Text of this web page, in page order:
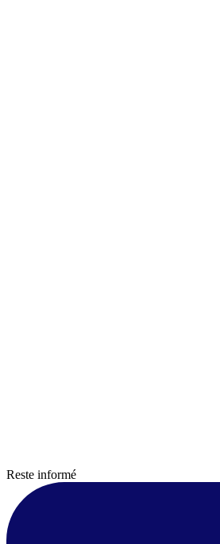
Reste informé